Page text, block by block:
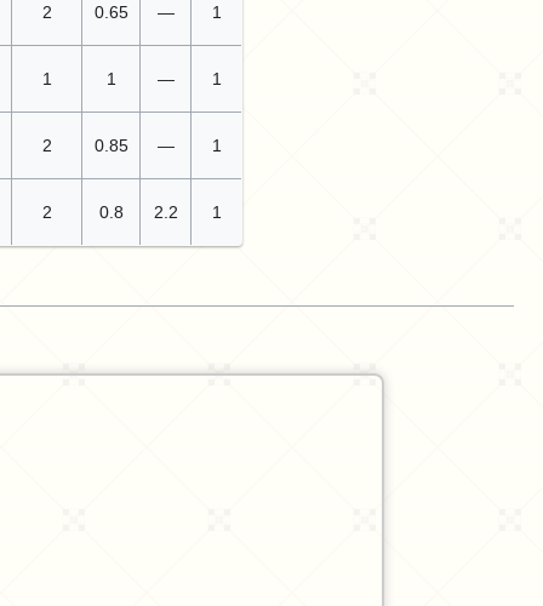
2 0.65 — 1
1 1 — 1
2 0.85 — 1
2 0.8 2.2 1